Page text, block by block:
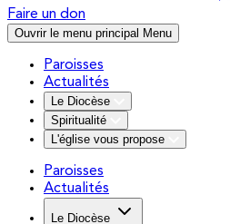
Faire un don
Ouvrir le menu principal Menu
Paroisses
Actualités
Le Diocèse
Spiritualité
L'église vous propose
Paroisses
Actualités
Le Diocèse